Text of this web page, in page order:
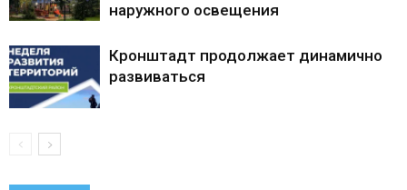
наружного освещения
Кронштадт продолжает динамично
развиваться